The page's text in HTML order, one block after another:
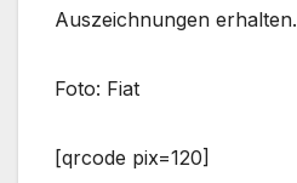
Auszeichnungen erhalten.
Foto: Fiat
[qrcode pix=120]